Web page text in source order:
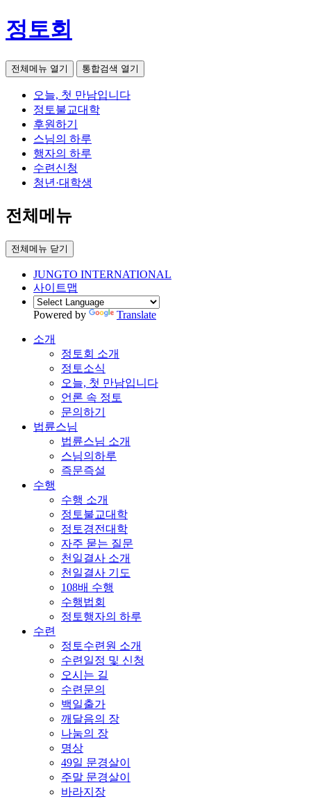
정토회
전체메뉴 열기 통합검색 열기
오늘, 첫 만남입니다
정토불교대학
후원하기
스님의 하루
행자의 하루
수련신청
청년·대학생
전체메뉴
전체메뉴 닫기
JUNGTO INTERNATIONAL
사이트맵
Powered by Translate
소개
정토회 소개
정토소식
오늘, 첫 만남입니다
언론 속 정토
문의하기
법륜스님
법륜스님 소개
스님의하루
즉문즉설
수행
수행 소개
정토불교대학
정토경전대학
자주 묻는 질문
천일결사 소개
천일결사 기도
108배 수행
수행법회
정토행자의 하루
수련
정토수련원 소개
수련일정 및 신청
오시는 길
수련문의
백일출가
깨달음의 장
나눔의 장
명상
49일 문경살이
주말 문경살이
바라지장